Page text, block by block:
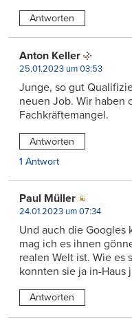
Antworten
Anton Keller
25.01.2023 um 03:53
Junge, so gut
neuen Job. Wir haben
Fachkräftemangel.
Antworten
1 Antwort
Paul Müller
24.01.2023 um 07:34
Und auch die Googles
mag ich es ihnen
realen Welt ist. Wie es
konnten sie ja in-Haus
Antworten